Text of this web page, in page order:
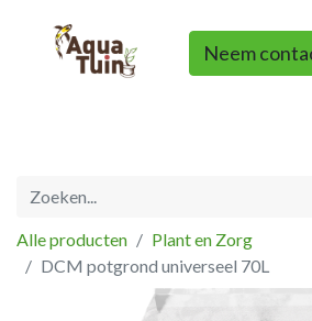
Neem
Alle producten
Plant en Zorg
DCM potgrond universeel 70L